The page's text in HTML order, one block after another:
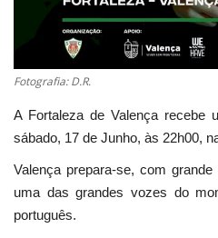
Fotografia: D.R.
A Fortaleza de Valença recebe
sábado, 17 de Junho, às 22h00,
Valença prepara-se, com
uma das grandes vozes do
português.